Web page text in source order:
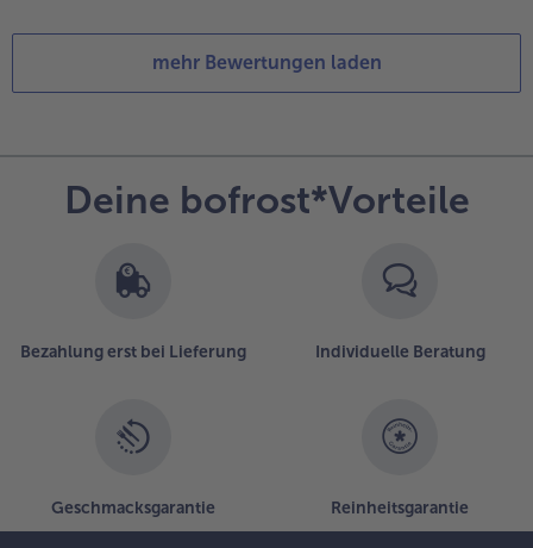
mehr Bewertungen laden
Deine bofrost*Vorteile
Bezahlung erst bei Lieferung Individuelle Beratung
Geschmacksgarantie Reinheitsgarantie